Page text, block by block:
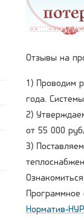
Отзывы на
1) Проводим
года.
2)
от 55 000
3)
Программное
Норматив-НУР